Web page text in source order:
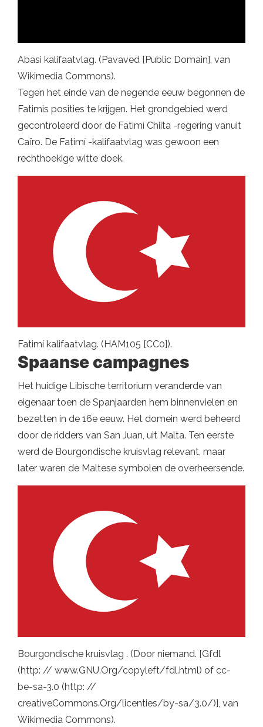
Abasi kalifaatvlag. (Pavaved [Public Domain], van
Wikimedia Commons).
Tegen het einde van de negende eeuw begonnen de
Fatimis posities te krijgen. Het grondgebied werd
gecontroleerd door de Fatimí Chiita -regering vanuit
Caïro. De Fatimí -kalifaatvlag was gewoon een
rechthoekige witte doek.
Fatimí kalifaatvlag. (HAM105 [CC0]).
Spaanse campagnes
Het huidige Libische territorium veranderde van
eigenaar toen de Spanjaarden hem binnenvielen en
bezetten in de 16e eeuw. Het domein werd beheerd
door de ridders van San Juan, uit Malta. Ten eerste
werd de Bourgondische kruisvlag relevant, maar
later waren de Maltese symbolen de overheersende.
Bourgondische kruisvlag . (Door niemand. [Gfdl
(http: // www.GNU.Org/copyleft/fdl.html) of cc-
be-sa-3.0 (http: //
creativeCommons.Org/licenties/by-sa/3.0/)], van
Wikimedia Commons).